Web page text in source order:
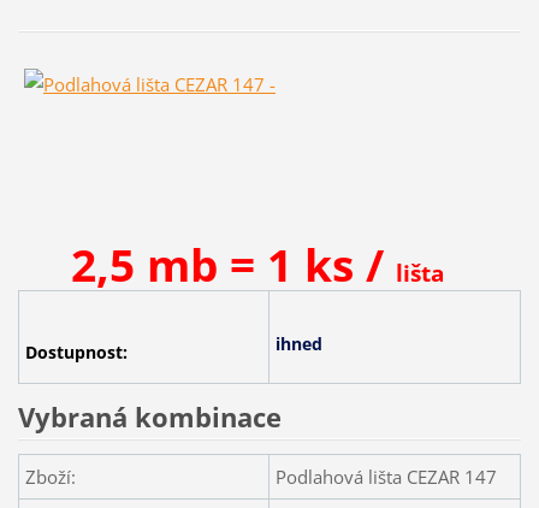
2,5 mb = 1 ks / lišta
Dostupnost: ihned
Vybraná kombinace
Zboží:
Podlahová lišta CEZAR 147